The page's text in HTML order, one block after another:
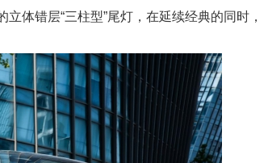
体错层“三柱型”尾灯，在延续经典的同时，